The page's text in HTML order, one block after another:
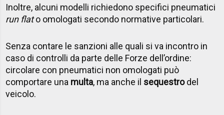
Inoltre, alcuni modelli richiedono specifici pneumatici
run flato omologati secondo normative particolari.
Senza contare le sanzioni alle quali si va incontro in
caso di controlli da parte delle Forze dell’ordine:
circolare con pneumatici non omologati può
comportare una multa, ma anche il sequestrodel
veicolo.